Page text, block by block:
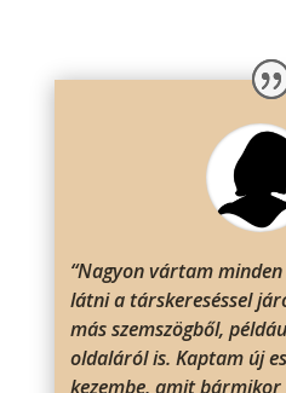
“Nagyon vártam
látni a társkereséssel
más szemszögből,
oldaláról is. Kaptam új
kezembe, amit